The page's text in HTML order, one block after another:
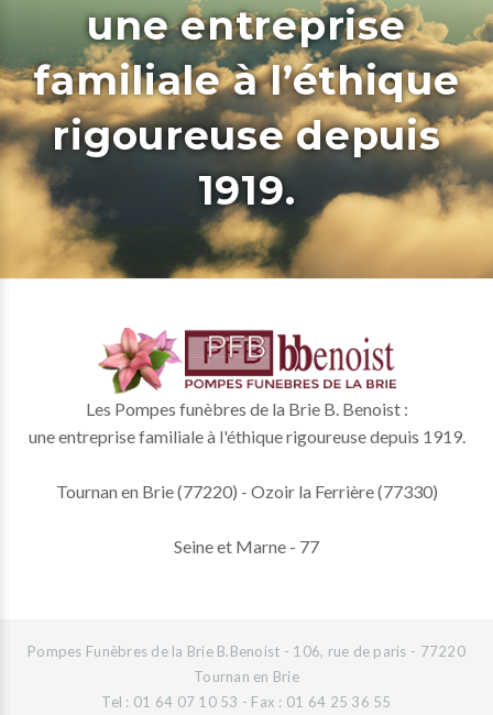
une entreprise
familiale à l’éthique
rigoureuse depuis
1919.
Les Pompes funèbres de la Brie B. Benoist :
une entreprise familiale à l'éthique rigoureuse depuis 1919.
Tournan en Brie (77220) - Ozoir la Ferrière (77330)
Seine et Marne - 77
Pompes Funèbres de la Brie B.Benoist - 106, rue de paris - 77220
Tournan en Brie
Tel : 01 64 07 10 53 - Fax : 01 64 25 36 55